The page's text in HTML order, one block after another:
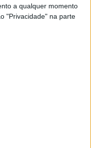
a qualquer momento
"Privacidade" na parte